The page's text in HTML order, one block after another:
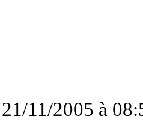
11/2005 à